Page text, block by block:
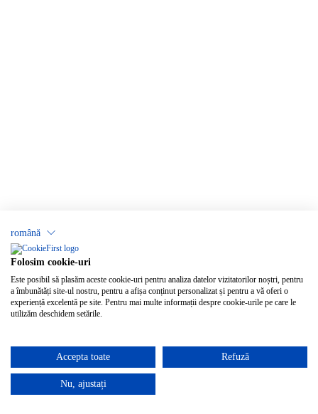
română
Folosim cookie-uri
Este posibil să plasăm aceste cookie-uri pentru analiza datelor vizitatorilor noștri, pentru
a îmbunătăți site-ul nostru, pentru a afișa conținut personalizat și pentru a vă oferi o
experiență excelentă pe site. Pentru mai multe informații despre cookie-urile pe care le
utilizăm deschidem setările.
Accepta toate Refuză
Nu, ajustați